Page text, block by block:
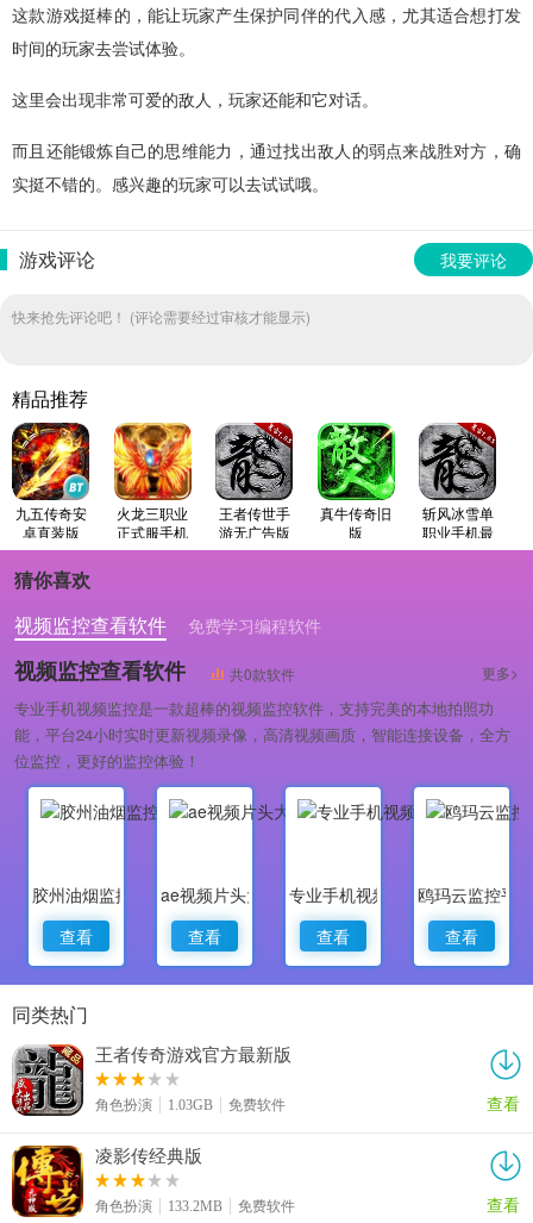
这款游戏挺棒的，能让玩家产生保护同伴的代入感，尤其适合想打发
时间的玩家去尝试体验。
这里会出现非常可爱的敌人，玩家还能和它对话。
而且还能锻炼自己的思维能力，通过找出敌人的弱点来战胜对方，确
实挺不错的。感兴趣的玩家可以去试试哦。
游戏评论 我要评论
快来抢先评论吧！ (评论需要经过审核才能显示)
精品推荐
九五传奇安
卓直装版
火龙三职业
正式服手机
版
王者传世手
游无广告版
真牛传奇旧
版
斩风冰雪单
职业手机最
新版
猜你喜欢
视频监控查看软件
免费学习编程软件
专业做婚礼策划的软件
视频监控查看软件 共0款软件 更多>
专业手机视频监控是一款超棒的视频监控软件，支持完美的本地拍照功
能，平台24小时实时更新视频录像，高清视频画质，智能连接设备，全方
位监控，更好的监控体验！
胶州油烟监控
查看
ae视频片头大师
查看
专业手机视频监控
查看
鸥玛云监控平
查看
同类热门
王者传奇游戏官方最新版
角色扮演 1.03GB 免费软件 查看
凌影传经典版
角色扮演 133.2MB 免费软件 查看